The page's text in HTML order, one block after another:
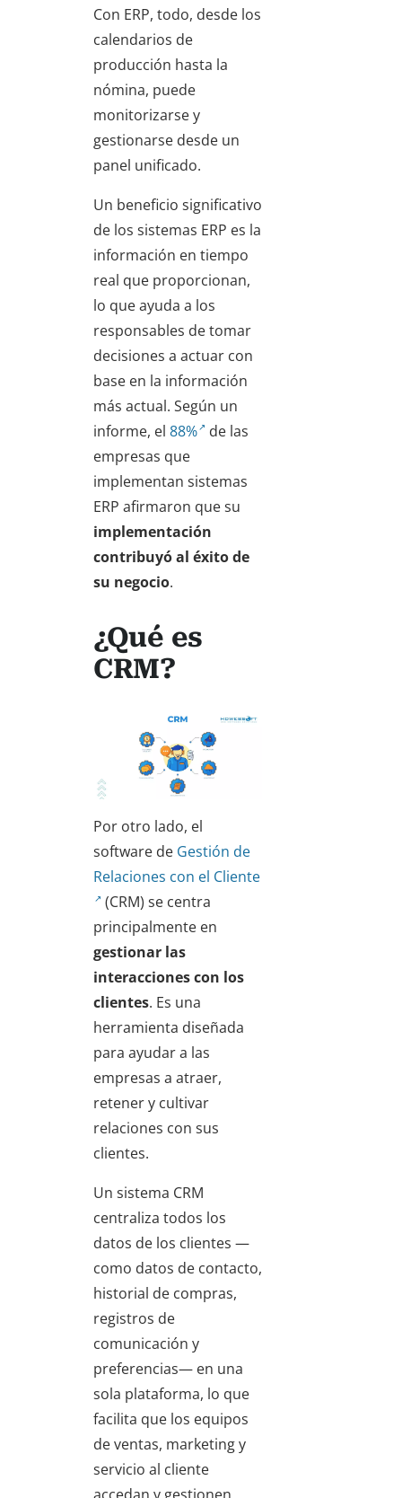
Con ERP, todo, desde los
calendarios de
producción hasta la
nómina, puede
monitorizarse y
gestionarse desde un
panel unificado.
Un beneficio significativo
de los sistemas ERP es la
información en tiempo
real que proporcionan,
lo que ayuda a los
responsables de tomar
decisiones a actuar con
base en la información
más actual. Según un
informe, el 88%
de las
empresas que
implementan sistemas
ERP afirmaron que su
implementación
contribuyó al éxito de
su negocio.
¿Qué es
CRM?
Por otro lado, el
software de Gestión de
Relaciones con el Cliente
(CRM) se centra
principalmente en
gestionar las
interacciones con los
clientes. Es una
herramienta diseñada
para ayudar a las
empresas a atraer,
retener y cultivar
relaciones con sus
clientes.
Un sistema CRM
centraliza todos los
datos de los clientes —
como datos de contacto,
historial de compras,
registros de
comunicación y
preferencias— en una
sola plataforma, lo que
facilita que los equipos
de ventas, marketing y
servicio al cliente